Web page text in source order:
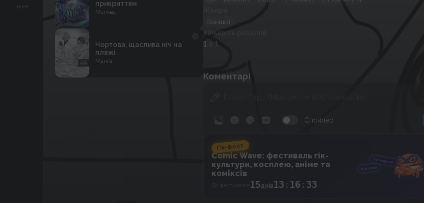
Інше
прикриттям
Манхва
Чортова, щаслива ніч на
пляжі
Манґа
Ваншот
Кількість розділів
1 з 1
Коментарі
Спойлер
Гік-фест
Comic Wave: фестиваль гік-
культури, косплею, аніме та
коміксів
До фестивалю 15днів 13 : 16 : 32